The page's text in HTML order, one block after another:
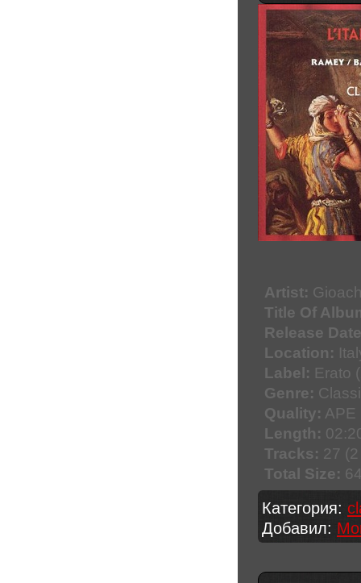
Artist:
Title Of
Release
Location:
Label: Erato
Genre:
Quality: APE
Length:
Tracks: 27
Total Size:
Категория:
Добавил: